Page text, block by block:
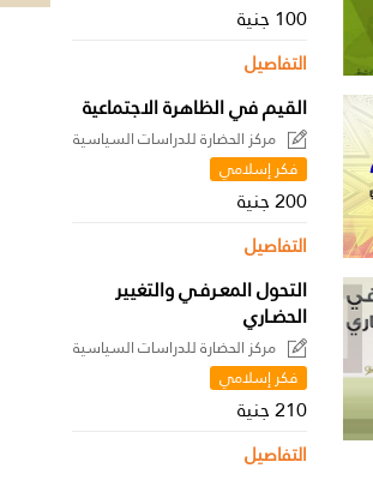
100 جنية
التفاصيل
القيم في الظاهرة الاجتماعية
مركز الحضارة للدراسات السياسية
فكر إسلامي
200 جنية
التفاصيل
التحول المعـرفـي والتغيير
الحضـاري
مركز الحضارة للدراسات السياسية
فكر إسلامي
210 جنية
التفاصيل